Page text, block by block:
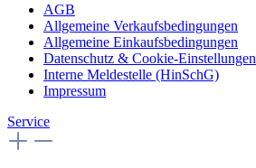
AGB
Allgemeine Verkaufsbedingungen
Allgemeine Einkaufsbedingungen
Datenschutz & Cookie-Einstellungen
Interne Meldestelle (HinSchG)
Impressum
Service